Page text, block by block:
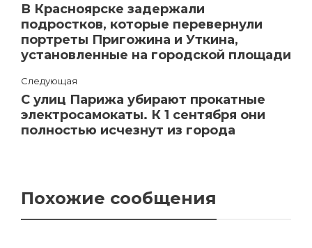
В Красноярске задержали
подростков, которые перевернули
портреты Пригожина и Уткина,
установленные на городской площади
Следующая
С улиц Парижа убирают прокатные
электросамокаты. К 1 сентября они
полностью исчезнут из города
Похожие сообщения